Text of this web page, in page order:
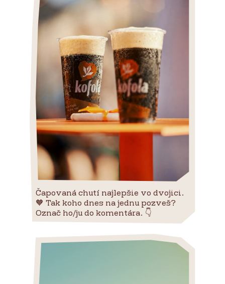
Čapovaná chutí najlepšie vo dvojici.
🧡 Tak koho dnes na jednu pozveš?
Označ ho/ju do komentára. 👇